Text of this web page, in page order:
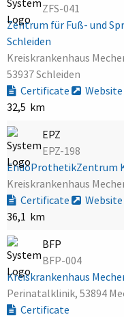
ZFS-041
Zentrum für Fuß- und
Schleiden
Kreiskrankenhaus
53937 Schleiden
Certificate
Website
32,5 km
EPZ
EPZ-198
EndoProthetikZentrum
Kreiskrankenhaus
Certificate
Website
36,1 km
BFP
BFP-004
Kreiskrankenhaus
Perinatalklinik, 53894
Certificate